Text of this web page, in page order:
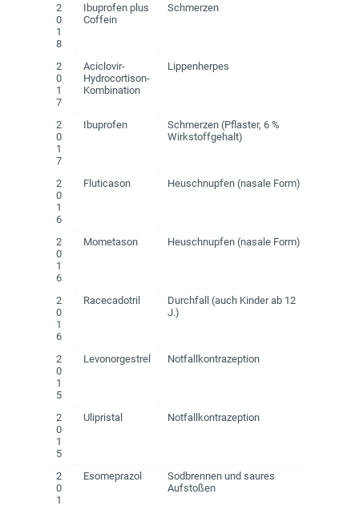
2
0
1
8
Ibuprofen plus
Coffein
Schmerzen
2
0
1
7
Aciclovir-
Hydrocortison-
Kombination
Lippenherpes
2
0
1
7
Ibuprofen
Schmerzen (Pflaster, 6 %
Wirkstoffgehalt)
2
0
1
6
Fluticason Heuschnupfen (nasale Form)
2
0
1
6
Mometason Heuschnupfen (nasale Form)
2
0
1
6
Racecadotril
Durchfall (auch Kinder ab 12
J.)
2
0
1
5
Levonorgestrel Notfallkontrazeption
2
0
1
5
Ulipristal Notfallkontrazeption
2
0
1
Esomeprazol
Sodbrennen und saures
Aufstoßen